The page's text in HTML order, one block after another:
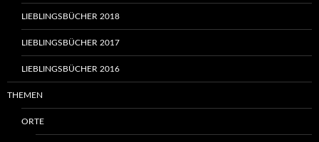
LIEBLINGSBÜCHER 2018
LIEBLINGSBÜCHER 2017
LIEBLINGSBÜCHER 2016
THEMEN
ORTE